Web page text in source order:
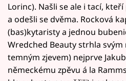
Lorinc). Našli se ale i tací,
a odešli se dvěma. Rocková
(bas)kytaristy a jednou
Wredched Beauty strhla
temným zjevem) nejprve
německému zpěvu á la